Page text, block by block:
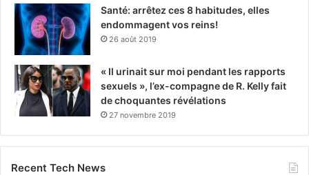
Santé: arrêtez ces 8 habitudes, elles
endommagent vos reins!
26 août 2019
« Il urinait sur moi pendant les rapports
sexuels », l’ex-compagne de R. Kelly fait
de choquantes révélations
27 novembre 2019
Recent Tech News